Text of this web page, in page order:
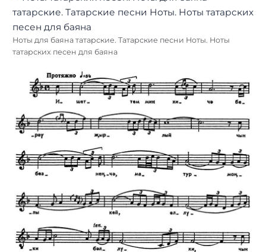
Ноты для баяна татарские. Татарские песни Ноты. Ноты
татарских песен для баяна